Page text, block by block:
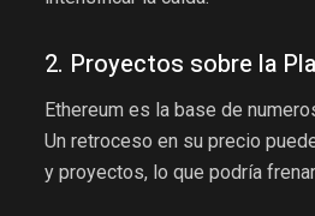
2. Proyectos sobre la
Ethereum es la base de
Un retroceso en su precio
y proyectos, lo que podría